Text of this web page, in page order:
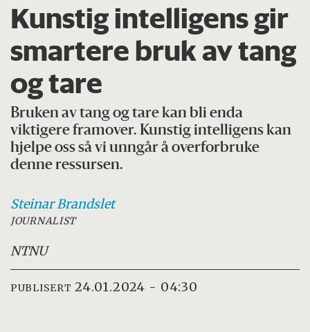
Kunstig intelligens gir
smartere bruk av tang
og tare
Bruken av tang og tare kan bli enda
viktigere framover. Kunstig intelligens kan
hjelpe oss så vi unngår å overforbruke
denne ressursen.
SteinarBrandslet
JOURNALIST
NTNU
PUBLISERT 24.01.2024 - 04:30